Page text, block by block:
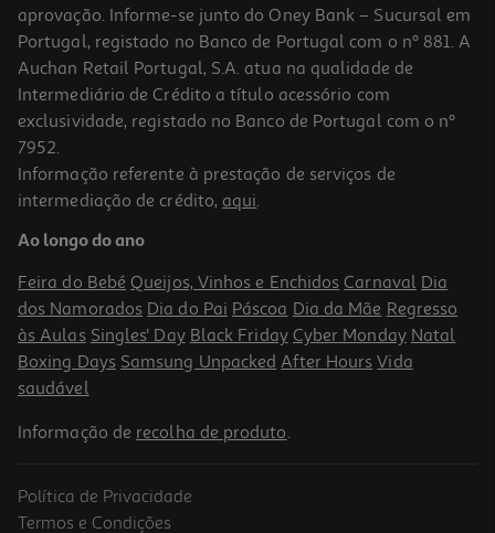
Forno Multifunções Balay 3hb2031x0 A 66 L Inox
399.99 €/un
399,99 €
-20%
aprovação. Informe-se junto do Oney Bank – Sucursal em
Portugal, registado no Banco de Portugal com o nº 881. A
Auchan Retail Portugal, S.A. atua na qualidade de
Intermediário de Crédito a título acessório com
exclusividade, registado no Banco de Portugal com o nº
7952.
Informação referente à prestação de serviços de
intermediação de crédito, aqui.
Ao longo do ano
Feira do Bebé Queijos, Vinhos e Enchidos Carnaval Dia
dos Namorados Dia do Pai Páscoa Dia da Mãe Regresso
às Aulas Singles' Day Black Friday Cyber Monday Natal
Boxing Days Samsung Unpacked After Hours Vida
saudável
Informação de recolha de produto.
Política de Privacidade
Termos e Condições